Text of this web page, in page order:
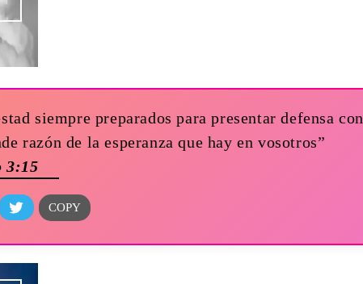
siempre preparados para presentar defensa con
razón de la esperanza que hay en vosotros”
3:15